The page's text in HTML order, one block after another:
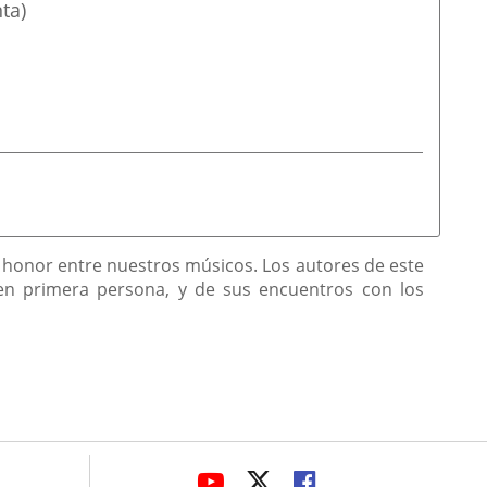
entre nuestros músicos. Los autores de este
primera persona, y de sus encuentros con los
LINK LINKLINK